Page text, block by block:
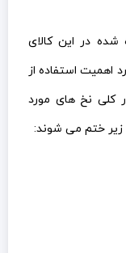
شده در این کالای
اهمیت استفاده از
کلی نخ های مورد
زیر ختم می شوند: